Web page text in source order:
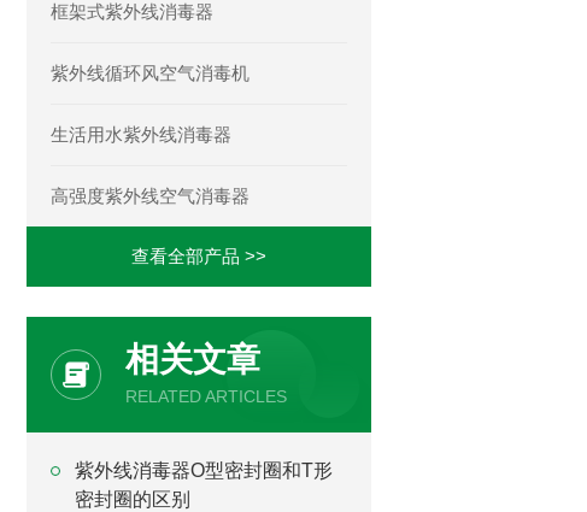
框架式紫外线消毒器
紫外线循环风空气消毒机
生活用水紫外线消毒器
高强度紫外线空气消毒器
查看全部产品 >>
相关文章
RELATED ARTICLES
紫外线消毒器O型密封圈和T形
密封圈的区别